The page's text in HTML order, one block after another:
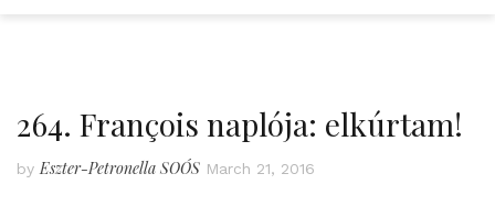
264. François naplója: elkúrtam!
by Eszter-Petronella SOÓS March 21, 2016